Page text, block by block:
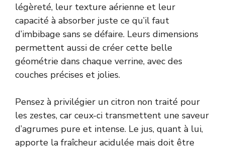
légèreté, leur texture aérienne et leur
capacité à absorber juste ce qu’il faut
d’imbibage sans se défaire. Leurs dimensions
permettent aussi de créer cette belle
géométrie dans chaque verrine, avec des
couches précises et jolies.
Pensez à privilégier un citron non traité pour
les zestes, car ceux-ci transmettent une saveur
d’agrumes pure et intense. Le jus, quant à lui,
apporte la fraîcheur acidulée mais doit être